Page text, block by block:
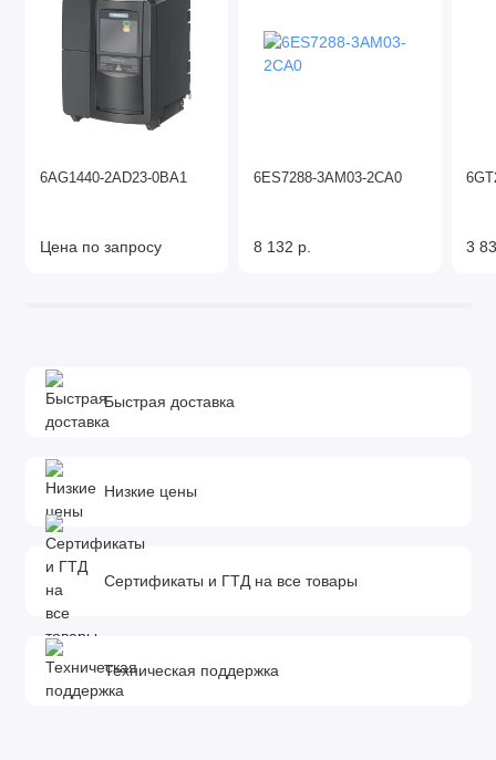
6AG1440-2AD23-0BA1
Цена по запросу
6ES7288-3AM03-2CA0
8 132 р. 3
Быстрая доставка
Низкие цены
Сертификаты и ГТД на все товары
Техническая поддержка